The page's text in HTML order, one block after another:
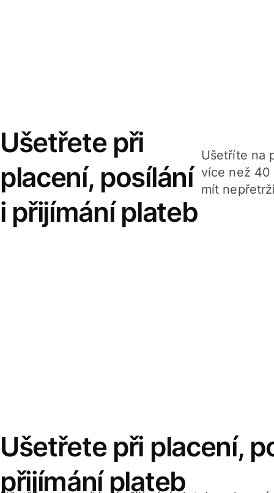
Ušetřete při
placení, posílání
i přijímání plateb
Ušetříte na
více než 40
mít
Ušetřete při placení,
přijímání plateb